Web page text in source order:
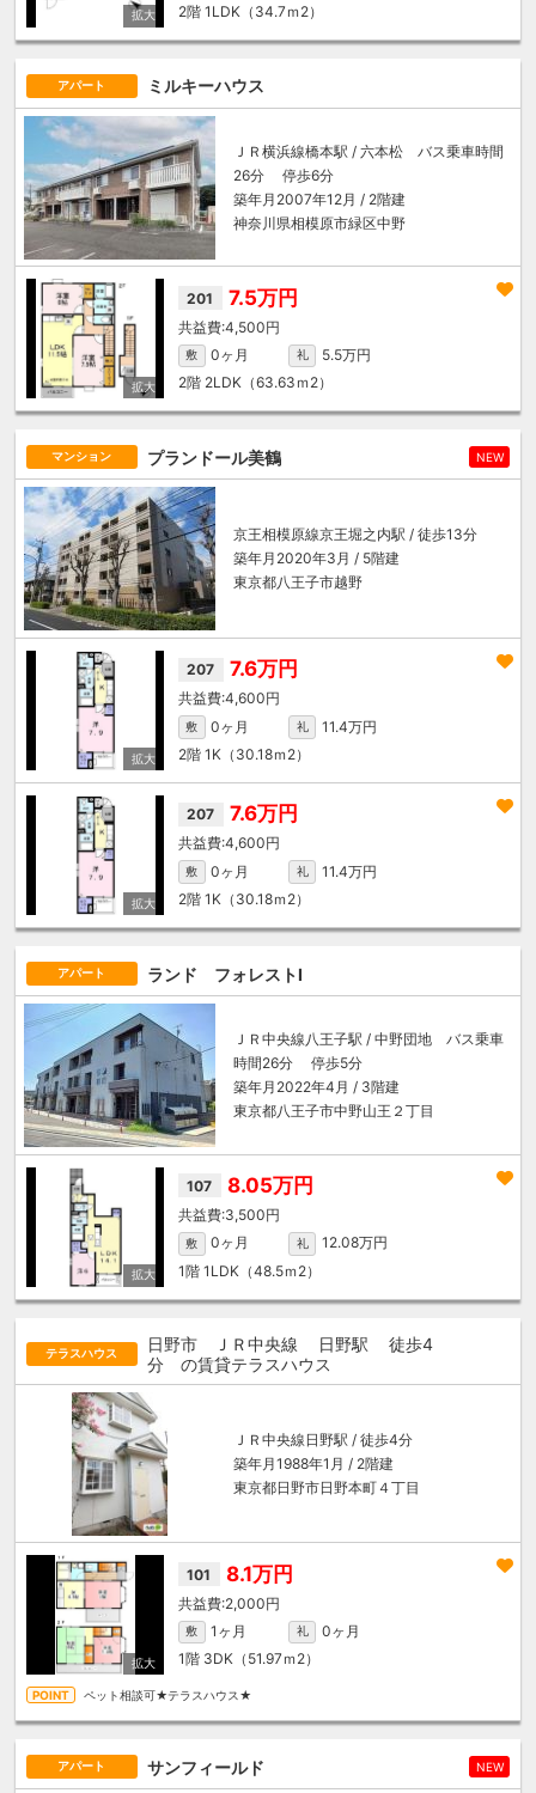
2階 1LDK（34.7ｍ 2）
アパート ミルキーハウス
ＪＲ横浜線橋本駅 / 六本松 バス乗車時間
26分 停歩6分
築年月2007年12月 / 2階建
神奈川県相模原市緑区中野
201 7.5万円
4,500円
敷 0ヶ月 礼
5.5万円
2階 2LDK（63.63ｍ 2）
マンション プランドール美鶴 NEW
京王相模原線京王堀之内駅 / 徒歩13分
築年月2020年3月 / 5階建
東京都八王子市越野
207 7.6万円
4,600円
敷 0ヶ月 礼
11.4万円
2階 1K（30.18ｍ 2）
207 7.6万円
4,600円
敷 0ヶ月 礼
11.4万円
2階 1K（30.18ｍ 2）
アパート ランド フォレストⅠ
ＪＲ中央線 八王子駅 / 中野団地 バス乗車
時間26分 停歩5分
築年月2022年4月 / 3階建
東京都八王子市中野山王２丁目
107 8.05万円
3,500円
敷 0ヶ月 礼
12.08万円
1階 1LDK（48.5ｍ 2）
テラスハウス 日野市 ＪＲ中央線 日野駅
徒歩4
分 の賃貸テラスハウス
ＪＲ中央線 日野駅 / 徒歩4分
築年月1988年1月 / 2階建
東京都日野市日野本町４丁目
101 8.1万円
2,000円
敷 1ヶ月 礼
0ヶ月
1階 3DK（51.97ｍ 2）
ペット相談可★テラスハウス★
アパート サンフィールド NEW